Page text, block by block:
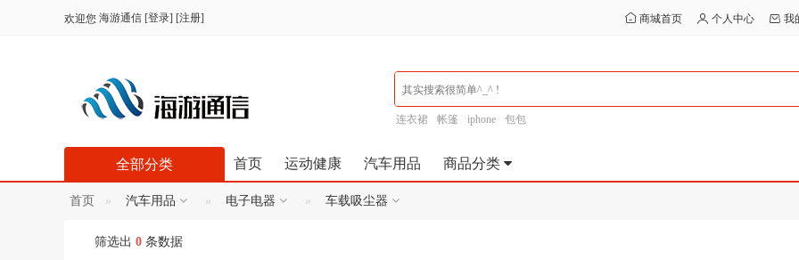
欢迎您 海游通信 [登录] [注册] 商城首页 个人中心 我
连衣裙 帐篷 iphone 包包
首页 运动健康 汽车用品 商品分类
全部分类
首页 汽车用品 电子电器 车载吸尘器
筛选出 0 条数据